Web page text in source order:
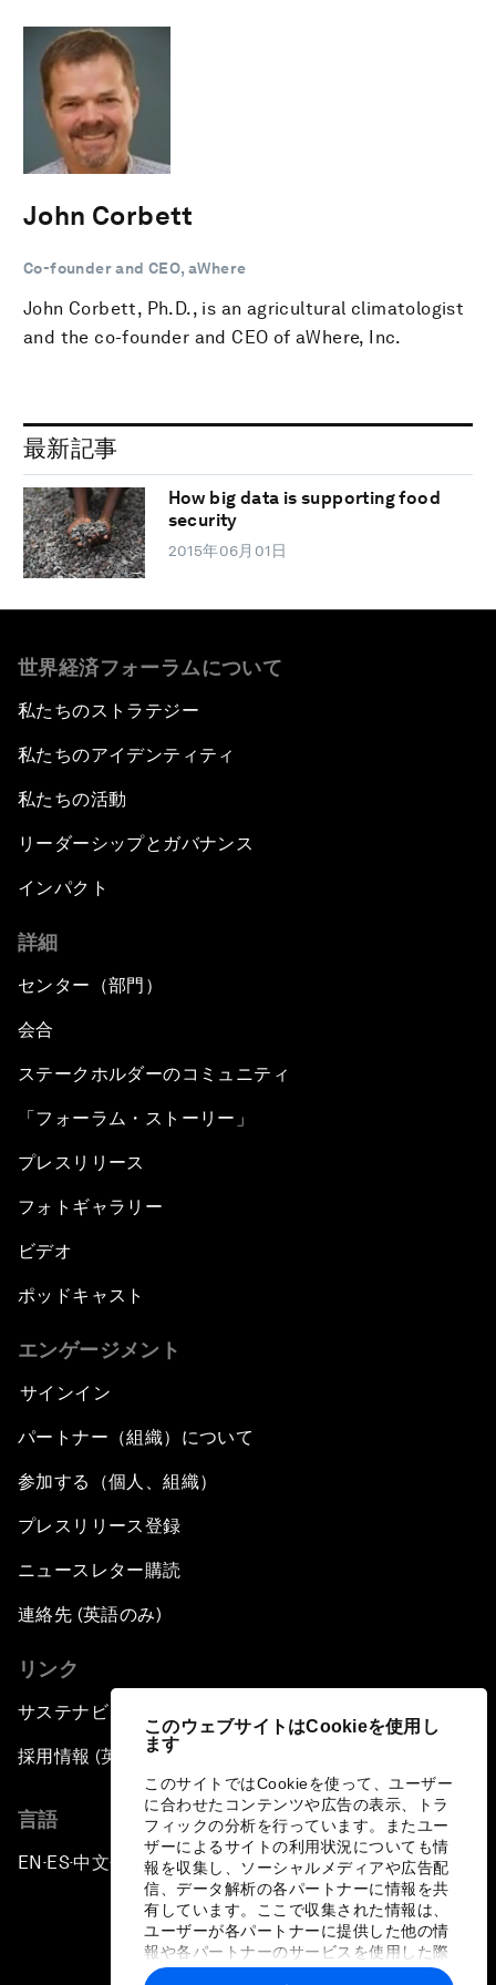
このウェブサイトはCookieを使用し
ます
このサイトではCookieを使って、ユーザー
に合わせたコンテンツや広告の表示、トラ
フィックの分析を行っています。またユー
ザーによるサイトの利用状況についても情
報を収集し、ソーシャルメディアや広告配
信、データ解析の各パートナーに情報を共
有しています。ここで収集された情報は、
ユーザーが各パートナーに提供した他の情
報や各パートナーのサービスを使用した際
に収集された情報と組み合わされ、各パー
John Corbett
Co-founder and CEO, aWhere
John Corbett, Ph.D., is an agricultural climatologist
and the co-founder and CEO of aWhere, Inc.
最新記事
How big data is supporting food
security
2015年06月01日
世界経済フォーラムについて
私たちのストラテジー
私たちのアイデンティティ
私たちの活動
リーダーシップとガバナンス
インパクト
詳細
センター（部門）
会合
ステークホルダーのコミュニティ
「フォーラム・ストーリー」
プレスリリース
フォトギャラリー
ビデオ
ポッドキャスト
エンゲージメント
サインイン
パートナー（組織）について
参加する（個人、組織）
プレスリリース登録
ニュースレター購読
連絡先 (英語のみ)
リンク
サステナビリティへの取り組み
採用情報 (英語のみ)
言語
EN ▪ES▪中文▪ 日本語